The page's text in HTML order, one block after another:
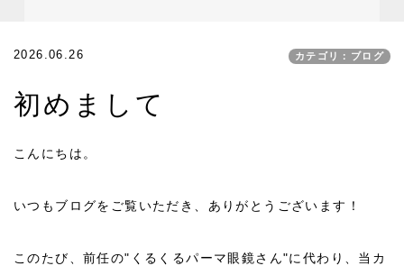
2026.06.26 カテゴリ：ブログ
初めまして
こんにちは。
いつもブログをご覧いただき、ありがとうございます！
このたび、前任の"くるくるパーマ眼鏡さん"に代わり、当カ